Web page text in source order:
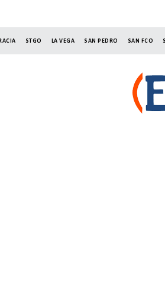
STGO LA VEGA SAN PEDRO SAN FCO